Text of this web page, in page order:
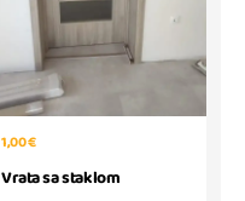
1,00 €
Vrata sa staklom